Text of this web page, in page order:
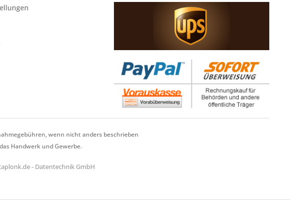
wenn nicht anders beschrieben
Handwerk und Gewerbe.
- Datentechnik GmbH